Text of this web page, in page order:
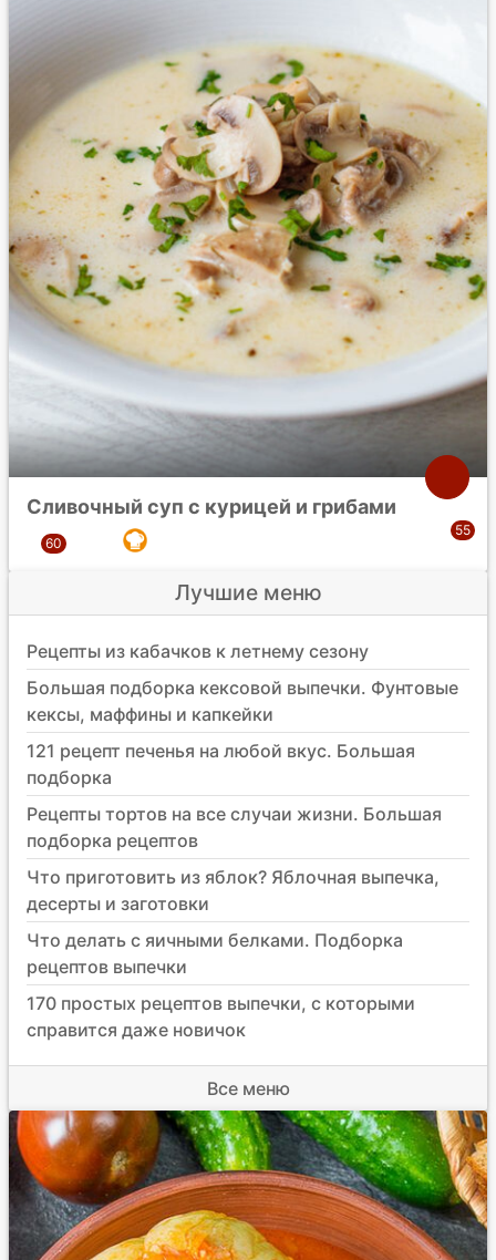
Сливочный суп с курицей и грибами
Лучшие меню
Рецепты из кабачков к летнему сезону
Большая подборка кексовой выпечки. Фунтовые
кексы, маффины и капкейки
121 рецепт печенья на любой вкус. Большая
подборка
Рецепты тортов на все случаи жизни. Большая
подборка рецептов
Что приготовить из яблок? Яблочная выпечка,
десерты и заготовки
Что делать с яичными белками. Подборка
рецептов выпечки
170 простых рецептов выпечки, с которыми
справится даже новичок
Все меню